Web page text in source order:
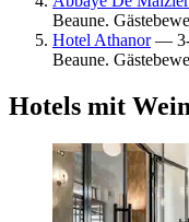
Beaune.
Hotel Athanor— 3-
Beaune.
Hotels mit